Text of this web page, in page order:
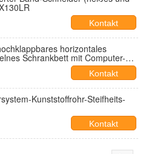
Kontakt
horizontales
Schrankbett mit Computer-
Kontakt
Kunststoffrohr-Steifheits-
Kontakt